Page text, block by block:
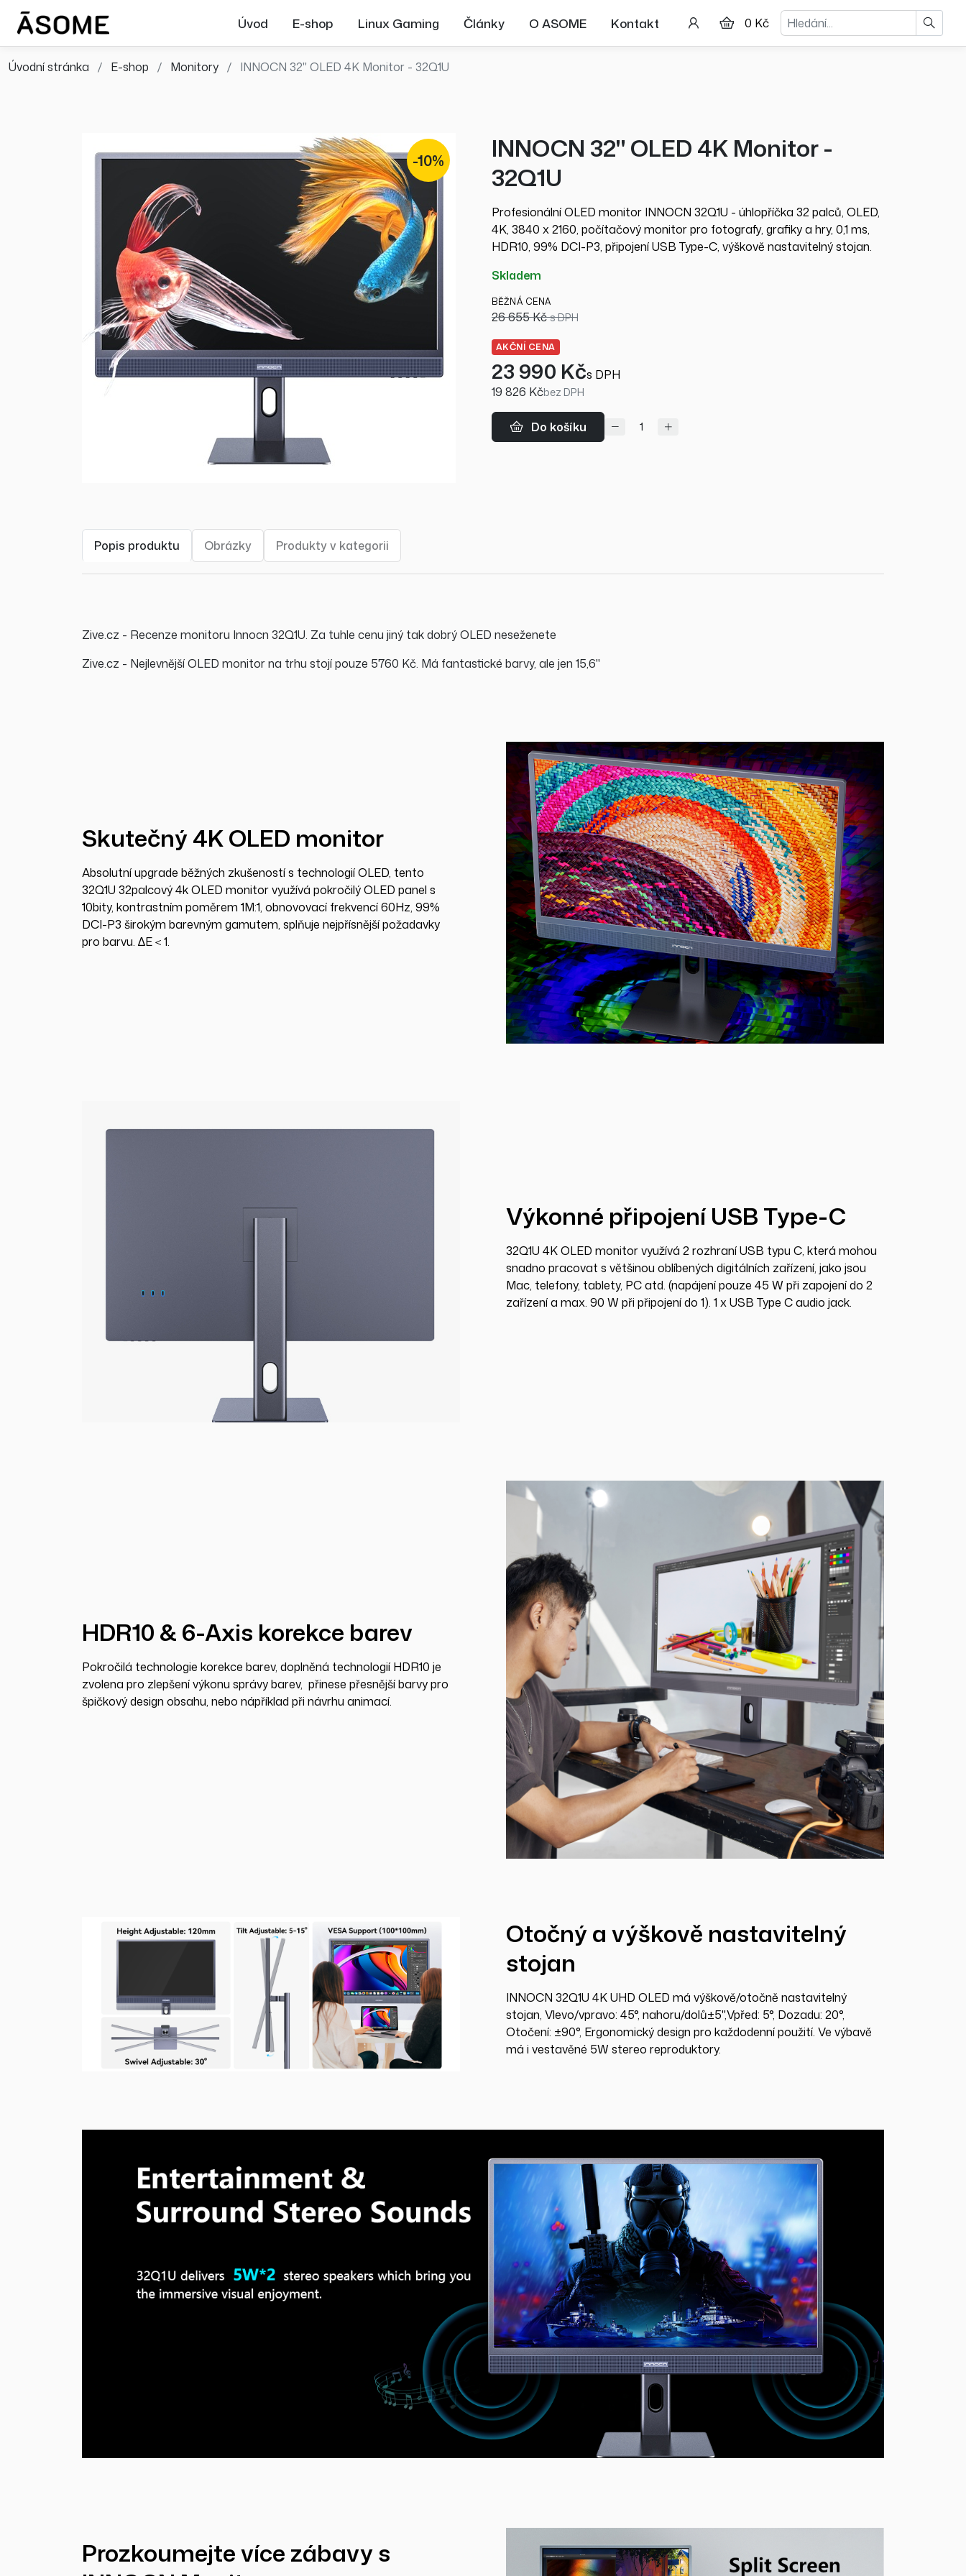
Úvod E-shop Linux Gaming Články O ASOME Kontakt 0 Kč Hledat
Úvodní stránka E-shop Monitory INNOCN 32" OLED 4K Monitor - 32Q1U
-10%
INNOCN 32" OLED 4K Monitor -
32Q1U
Profesionální OLED monitor INNOCN 32Q1U - úhlopříčka 32 palců, OLED,
4K, 3840 x 2160, počítačový monitor pro fotografy, grafiky a hry, 0,1 ms,
HDR10, 99% DCI-P3, připojení USB Type-C, výškově nastavitelný stojan.
skladem
BĚŽNÁ CENA
26 655 Kč s DPH
AKČNÍ CENA
23 990 Kčs DPH
19 826 Kčbez DPH
Do košíku
Popis produktu Obrázky Produkty v kategorii
Zive.cz - Recenze monitoru Innocn 32Q1U. Za tuhle cenu jiný tak dobrý OLED neseženete
Zive.cz - Nejlevnější OLED monitor na trhu stojí pouze 5760 Kč. Má fantastické barvy, ale jen 15,6"
Skutečný 4K OLED monitor
Absolutní upgrade běžných zkušeností s technologií OLED, tento
32Q1U 32palcový 4k OLED monitor využívá pokročilý OLED panel s
10bity, kontrastním poměrem 1M:1, obnovovací frekvencí 60Hz, 99%
DCI-P3 širokým barevným gamutem, splňuje nejpřísnější požadavky
pro barvu. ∆E＜1.
Výkonné připojení USB Type-C
32Q1U 4K OLED monitor využívá 2 rozhraní USB typu C, která mohou
snadno pracovat s většinou oblíbených digitálních zařízení, jako jsou
Mac, telefony, tablety, PC atd. (napájení pouze 45 W při zapojení do 2
zařízení a max. 90 W při připojení do 1). 1 x USB Type C audio jack.
HDR10 & 6-Axis korekce barev
Pokročilá technologie korekce barev, doplněná technologií HDR10 je
zvolena pro zlepšení výkonu správy barev, přinese přesnější barvy pro
špičkový design obsahu, nebo nápříklad při návrhu animací.
Otočný a výškově nastavitelný
stojan
INNOCN 32Q1U 4K UHD OLED má výškově/otočně nastavitelný
stojan, Vlevo/vpravo: 45°, nahoru/dolů±5",Vpřed: 5°, Dozadu: 20°,
Otočení: ±90°, Ergonomický design pro každodenní použití. Ve výbavě
má i vestavěné 5W stereo reproduktory.
Prozkoumejte více zábavy s